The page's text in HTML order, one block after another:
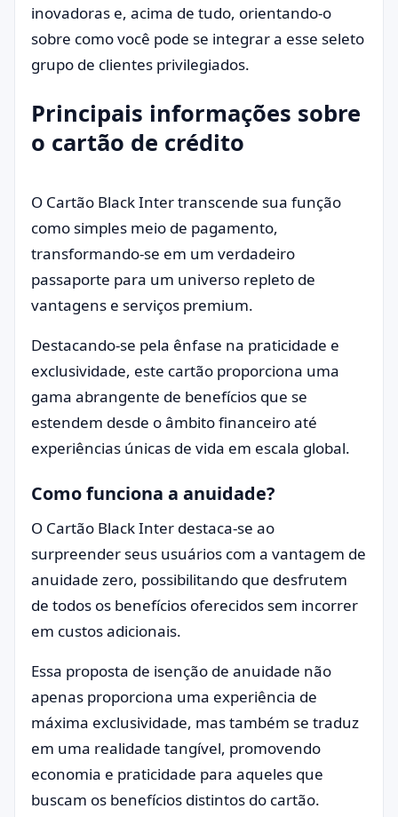
inovadoras e, acima de tudo, orientando-o
sobre como você pode se integrar a esse seleto
grupo de clientes privilegiados.
Principais informações sobre
o cartão de crédito
O Cartão Black Inter transcende sua função
como simples meio de pagamento,
transformando-se em um verdadeiro
passaporte para um universo repleto de
vantagens e serviços premium.
Destacando-se pela ênfase na praticidade e
exclusividade, este cartão proporciona uma
gama abrangente de benefícios que se
estendem desde o âmbito financeiro até
experiências únicas de vida em escala global.
Como funciona a anuidade?
O Cartão Black Inter destaca-se ao
surpreender seus usuários com a vantagem de
anuidade zero, possibilitando que desfrutem
de todos os benefícios oferecidos sem incorrer
em custos adicionais.
Essa proposta de isenção de anuidade não
apenas proporciona uma experiência de
máxima exclusividade, mas também se traduz
em uma realidade tangível, promovendo
economia e praticidade para aqueles que
buscam os benefícios distintos do cartão.